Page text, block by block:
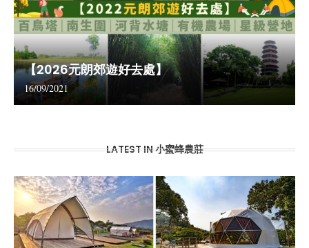
【2026元朗郊遊好去處】
16/09/2021
LATEST IN 小蜜蜂農莊